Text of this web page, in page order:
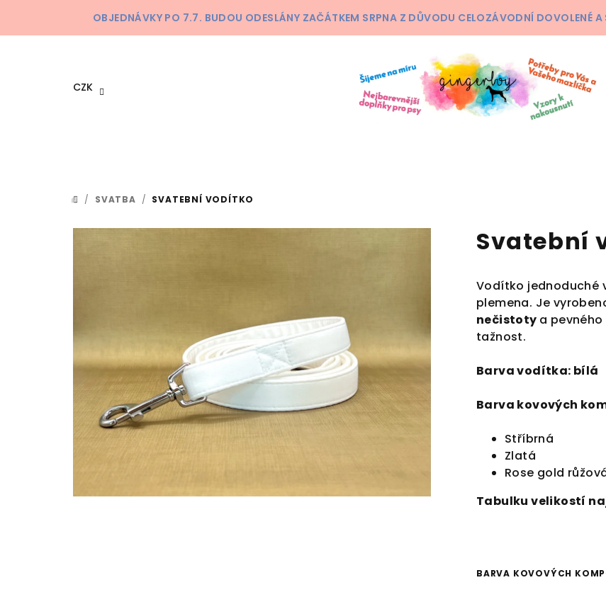
OBJEDNÁVKY PO 7.7. BUDOU ODESLÁNY ZAČÁTKEM SRPNA Z DŮVODU CELOZÁVODNÍ DOVOLENÉ
CZK
DOMŮ
/ SVATBA / SVATEBNÍ VODÍTKO
Svatební
Vodítko jednoduché
plemena. Je
nečistoty a
tažnost.
Barva vodítka: bílá
Barva kovových
Stříbrná
Zlatá
Rose gold
Tabulku velikostí
BARVA KOVOVÝCH